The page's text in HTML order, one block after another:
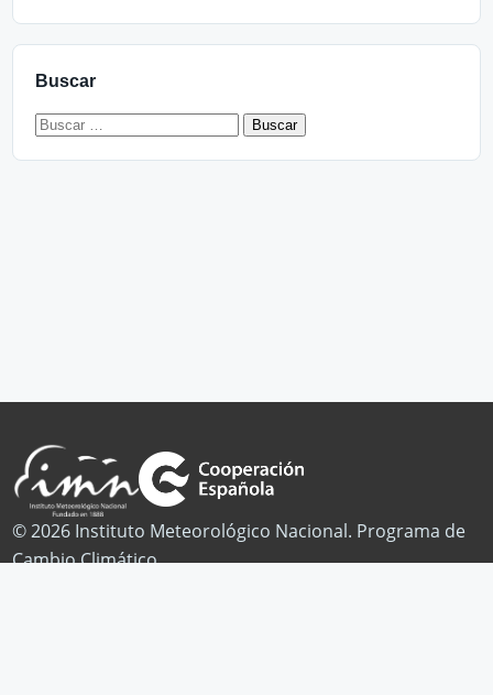
Buscar
Buscar:
© 2026 Instituto Meteorológico Nacional. Programa de
Cambio Climático.